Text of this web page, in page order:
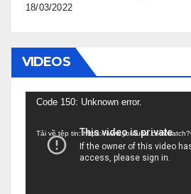
18/03/2022
VIDEOS
Trình
Video
Code 150: Unknown error.
Tải về tệp tin: https://www.youtube.com/